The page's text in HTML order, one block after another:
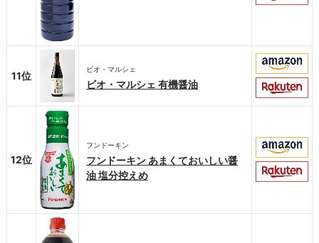
11位
ビオ・マルシェ
ビオ・マルシェ 有機醤油
12位
フンドーキン
フンドーキン あまくておいしい醤
油 塩分控えめ